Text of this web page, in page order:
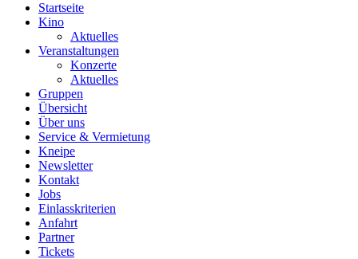
Startseite
Kino
Aktuelles
Veranstaltungen
Konzerte
Aktuelles
Gruppen
Übersicht
Über uns
Service & Vermietung
Kneipe
Newsletter
Kontakt
Jobs
Einlasskriterien
Anfahrt
Partner
Tickets